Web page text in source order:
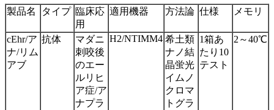
製品名 タイプ 臨床応
用
適用機器 方法論 仕様 メモリ
cEhr/ア
ナ/リム
アブ
抗体
マダニ
刺咬後
のエー
ルリヒ
ア症/ア
ナプラ
H2/NTIMM4 希土類
ナノ結
晶蛍光
イムノ
クロマ
トグラ
1箱あ
たり10
テスト
2～40℃